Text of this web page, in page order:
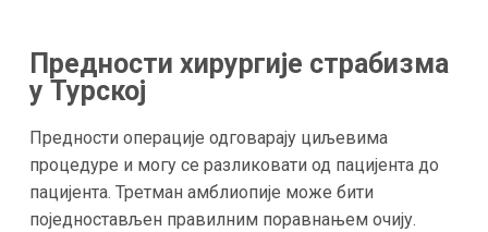
Предности хирургије страбизма
у Турској
Предности операције одговарају циљевима
процедуре и могу се разликовати од пацијента до
пацијента. Третман амблиопије може бити
поједностављен правилним поравнањем очију.